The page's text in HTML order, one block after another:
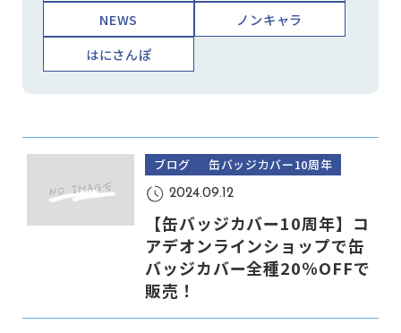
NEWS
ノンキャラ
はにさんぽ
2024.09.12
ブログ 缶バッジカバー10周年
【缶バッジカバー10周年】コ
アデオンラインショップで缶
バッジカバー全種20％OFFで
販売！